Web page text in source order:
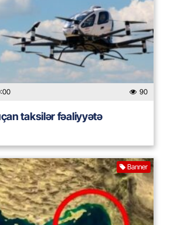
90
taksilər fəaliyyətə
Banner